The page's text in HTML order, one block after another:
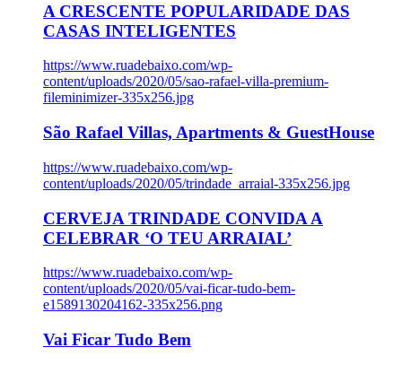
A CRESCENTE POPULARIDADE DAS
CASAS INTELIGENTES
https://www.ruadebaixo.com/wp-
content/uploads/2020/05/sao-rafael-villa-premium-
fileminimizer-335x256.jpg
São Rafael Villas, Apartments & GuestHouse
https://www.ruadebaixo.com/wp-
content/uploads/2020/05/trindade_arraial-335x256.jpg
CERVEJA TRINDADE CONVIDA A
CELEBRAR ‘O TEU ARRAIAL’
https://www.ruadebaixo.com/wp-
content/uploads/2020/05/vai-ficar-tudo-bem-
e1589130204162-335x256.png
Vai Ficar Tudo Bem